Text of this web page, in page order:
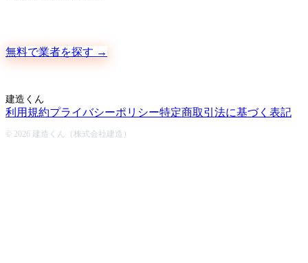
無料で業者を探す →
建造くん
利用規約プライバシーポリシー特定商取引法に基づく表記
© 2026 建造くん（株式会社建造）